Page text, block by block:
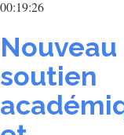
00:19:26
Nouveau
soutien